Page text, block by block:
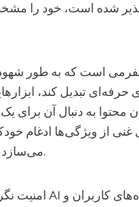
شده‌ است، خود را
حرفه‌ای تبدیل کند،
محتوا به دنبال آن برای
غنی از ویژگی‌ها ادغام
می‌سازد، پشتیبانی از یک محیط خلاق و همکارانه برای تیم‌ها.
امنیت مرف AI